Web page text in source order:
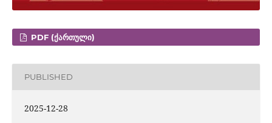
PDF (ᲥᲐᲠᲗᲣᲚᲘ)
PUBLISHED
2025-12-28